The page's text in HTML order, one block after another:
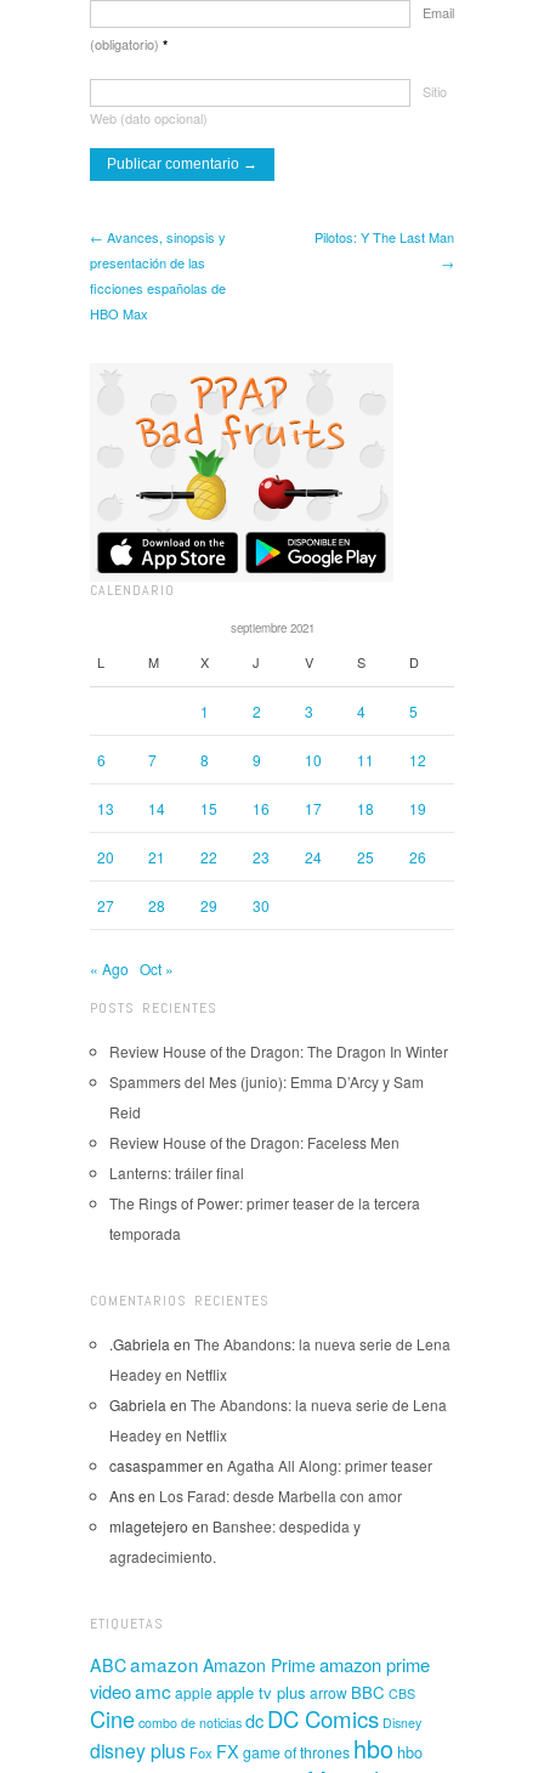
Email
(obligatorio) *
Sitio
Web (dato opcional)
← Avances, sinopsis y
presentación de las
ficciones españolas de
HBO Max
Pilotos: Y The Last Man
→
CALENDARIO
septiembre 2021
L M X J V S D
1 2 3 4 5
6 7 8 9 10 11 12
13 14 15 16 17 18 19
20 21 22 23 24 25 26
27 28 29 30
« Ago Oct »
POSTS RECIENTES
Review House of the Dragon: The Dragon In Winter
Spammers del Mes (junio): Emma D’Arcy y Sam
Reid
Review House of the Dragon: Faceless Men
Lanterns: tráiler final
The Rings of Power: primer teaser de la tercera
temporada
COMENTARIOS RECIENTES
.Gabriela en The Abandons: la nueva serie de Lena
Headey en Netflix
Gabriela en The Abandons: la nueva serie de Lena
Headey en Netflix
casaspammeren Agatha All Along: primer teaser
Ansen Los Farad: desde Marbella con amor
mlagetejero en Banshee: despedida y
agradecimiento.
ETIQUETAS
ABCamazon Amazon Primeamazon prime
videoamcapple apple tv plus arrow BBC CBS
Cine combo de noticias dcDC Comics Disney
disney plus Fox FX game of thrones hbo hbo